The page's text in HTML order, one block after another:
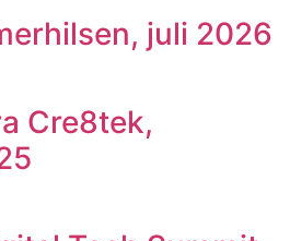
juli 2026
Cre8tek,